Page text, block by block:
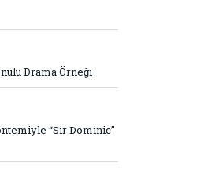
Drama Örneği
“Sir Dominic”